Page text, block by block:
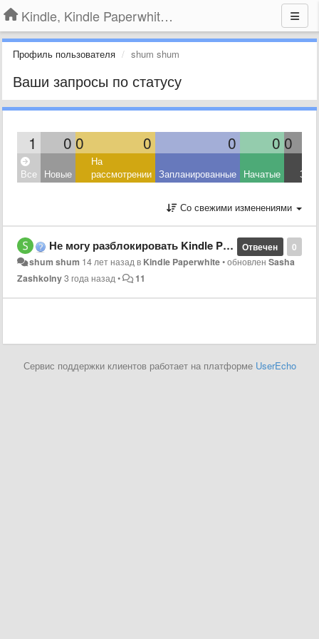
Kindle, Kindle Paperwhite, Kindle Voyage
Профиль пользователя shum shum
Ваши запросы по статусу
1 0 0 0 0 0 0
Все Новые
На
рассмотрении Запланированные Начатые
Со свежими изменениями
0
Отвечен
Не могу разблокировать Kindle Paperwhite.
shum shum 14 лет назадв Kindle Paperwhite•обновленSasha
Zashkolny3 года назад• 11
Сервис поддержки клиентов работает на платформе UserEcho